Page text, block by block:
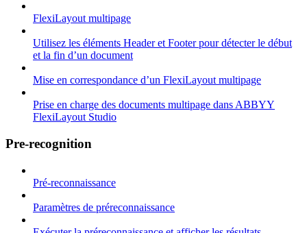
FlexiLayout multipage
Utilisez les éléments Header et Footer pour détecter le début
et la fin d’un document
Mise en correspondance d’un FlexiLayout multipage
Prise en charge des documents multipage dans ABBYY
FlexiLayout Studio
Pre-recognition
Pré-reconnaissance
Paramètres de préreconnaissance